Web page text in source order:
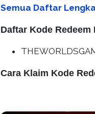
Semua Daftar
Daftar Kode Redeem
Cara Klaim Kode